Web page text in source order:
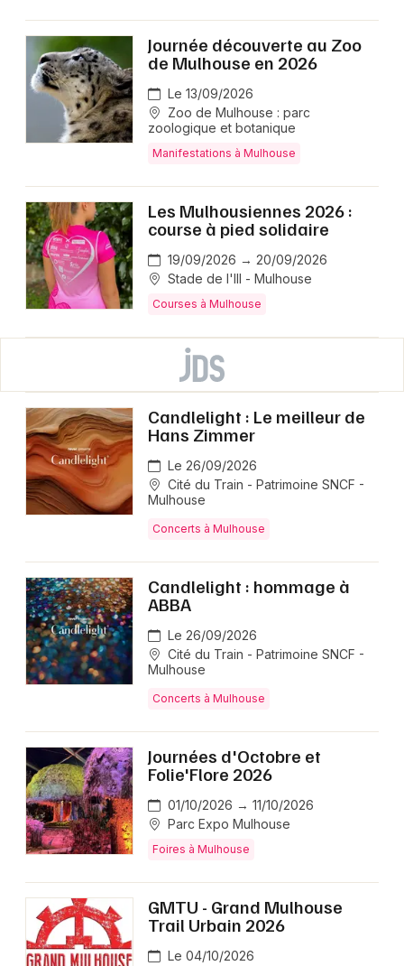
Journée découverte au Zoo
de Mulhouse en 2026
Le 13/09/2026
Zoo de Mulhouse : parc
zoologique et botanique
Manifestations à Mulhouse
Les Mulhousiennes 2026 :
course à pied solidaire
19/09/2026 → 20/09/2026
Stade de l'Ill - Mulhouse
Courses à Mulhouse
Candlelight : Le meilleur de
Hans Zimmer
Le 26/09/2026
Cité du Train - Patrimoine SNCF -
Mulhouse
Concerts à Mulhouse
Candlelight : hommage à
ABBA
Le 26/09/2026
Cité du Train - Patrimoine SNCF -
Mulhouse
Concerts à Mulhouse
Journées d'Octobre et
Folie'Flore 2026
01/10/2026 → 11/10/2026
Parc Expo Mulhouse
Foires à Mulhouse
GMTU - Grand Mulhouse
Trail Urbain 2026
Le 04/10/2026